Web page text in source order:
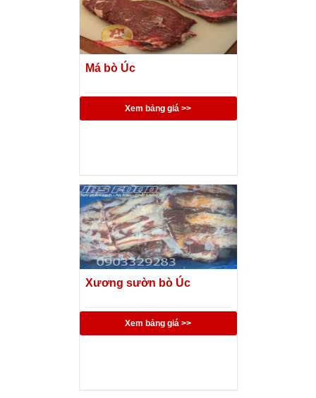
Má bò Úc
Xem bảng giá >>
Xương sườn bò Úc
Xem bảng giá >>